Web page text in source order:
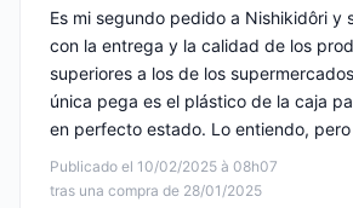
Publicado el 10/02/2025 à 08h07
tras una compra de 28/01/2025
Es mi segundo pedido a Nishikidôri y
con la entrega y la calidad de los
superiores a los de los
única pega es el plástico de la caja
en perfecto estado. Lo entiendo, pero